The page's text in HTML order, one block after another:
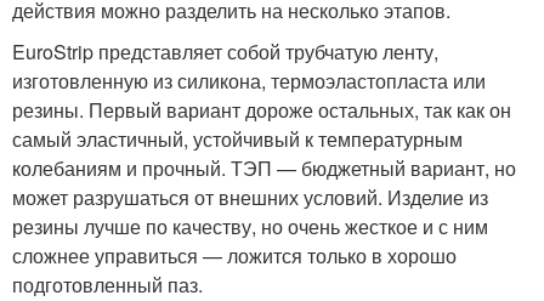
действия можно разделить на несколько этапов.
EuroStrip представляет собой трубчатую ленту,
изготовленную из силикона, термоэластопласта или
резины. Первый вариант дороже остальных, так как он
самый эластичный, устойчивый к температурным
колебаниям и прочный. ТЭП — бюджетный вариант, но
может разрушаться от внешних условий. Изделие из
резины лучше по качеству, но очень жесткое и с ним
сложнее управиться — ложится только в хорошо
подготовленный паз.